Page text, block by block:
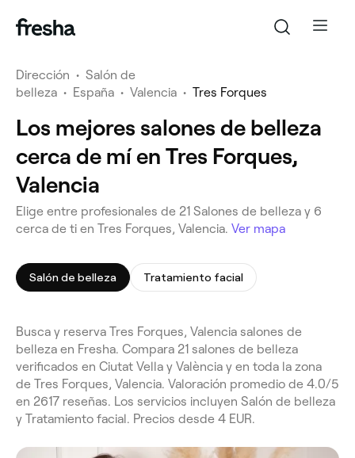
Dirección • Salón de
belleza • España • Valencia • Tres Forques
Los mejores salones de belleza
cerca de mí en Tres Forques,
Valencia
Elige entre profesionales de 21 Salones de belleza y 6
cerca de ti en Tres Forques, Valencia. Ver mapa
Salón de belleza Tratamiento facial
Busca y reserva Tres Forques, Valencia salones de
belleza en Fresha. Compara 21 salones de belleza
verificados en Ciutat Vella y València y en toda la zona
de Tres Forques, Valencia. Valoración promedio de 4.0/5
en 2617 reseñas. Los servicios incluyen Salón de belleza
y Tratamiento facial. Precios desde 4 EUR.